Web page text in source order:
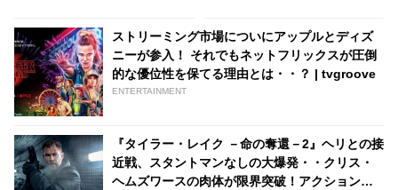
ストリーミング市場についにアップルとディズ
ニーが参入！ それでもネットフリックスが圧倒
的な優位性を保てる理由とは・・？ | tvgroove
ENTERTAINMENT
『タイラー・レイク －命の奪還－2』ヘリとの接
近戦、スタントマンなしの大爆発・・クリス・
ヘムズワースの肉体が限界突破！アクションシ